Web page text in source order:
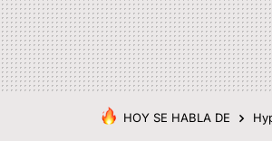
HOY SE HABLA DE